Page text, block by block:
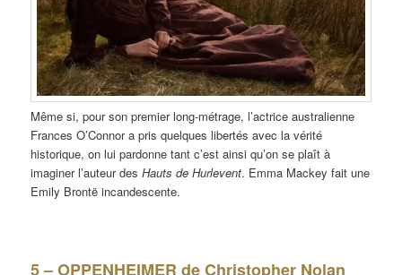
Même si, pour son premier long-métrage, l’actrice australienne
Frances O’Connor a pris quelques libertés avec la vérité
historique, on lui pardonne tant c’est ainsi qu’on se plaît à
imaginer l’auteur desHauts de Hurlevent. Emma Mackey fait une
Emily Brontë incandescente.
5 – OPPENHEIMER de Christopher Nolan